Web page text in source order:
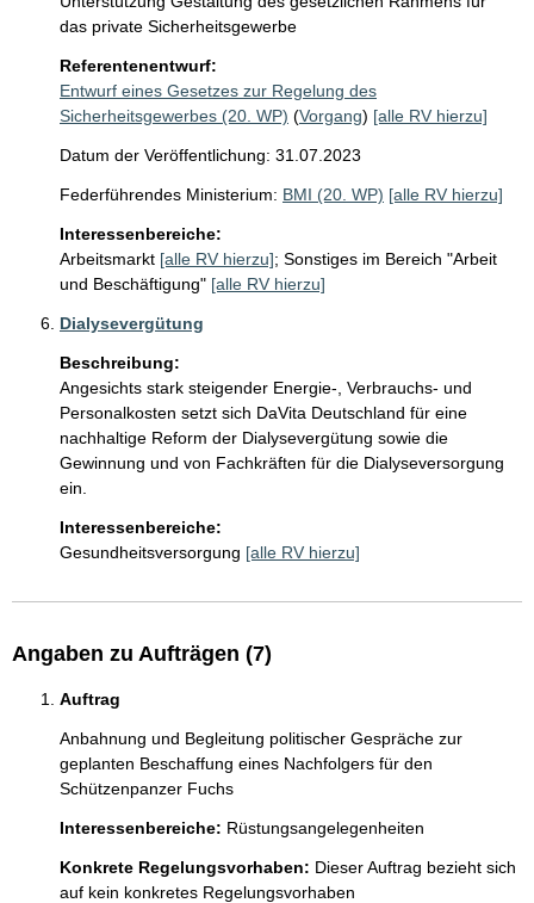
das private Sicherheitsgewerbe
Referentenentwurf:
Entwurf eines Gesetzes zur Regelung des
Sicherheitsgewerbes (20. WP) (Vorgang) [alle RV hierzu]
Datum der Veröffentlichung: 31.07.2023
Federführendes Ministerium: BMI (20. WP) [alle RV hierzu]
Interessenbereiche:
Arbeitsmarkt [alle RV hierzu]; Sonstiges im Bereich "Arbeit
und Beschäftigung" [alle RV hierzu]
Dialysevergütung
Beschreibung:
Angesichts stark steigender Energie-, Verbrauchs- und
Personalkosten setzt sich DaVita Deutschland für eine
nachhaltige Reform der Dialysevergütung sowie die
Gewinnung und von Fachkräften für die Dialyseversorgung
ein.
Interessenbereiche:
Gesundheitsversorgung [alle RV hierzu]
Angaben zu Aufträgen (7)
Auftrag
Anbahnung und Begleitung politischer Gespräche zur
geplanten Beschaffung eines Nachfolgers für den
Interessenbereiche: Rüstungsangelegenheiten
Konkrete Regelungsvorhaben: Dieser Auftrag bezieht sich
auf kein konkretes Regelungsvorhaben